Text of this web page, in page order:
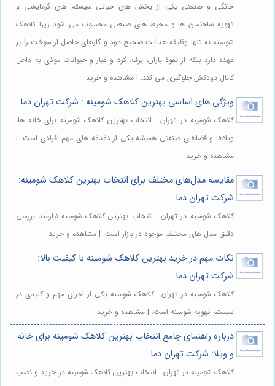
خانگی و صنعتی یکی از بخش های حیاتی سیستم های گرمایشی و
تهویه ساختمان ها و محیط های صنعتی محسوب می شود زیرا کلاهک
شومینه نه تنها وظیفه هدایت صحیح دود و گازهای حاصل از سوخت را بر
عهده دارد بلکه از نفوذ باران، برف، گرد و غبار و حیوانات موذی به داخل
کانال دودکش جلوگیری می کند. | مشاهده و خرید
ویژگی‌ های اساسی بهترین کلاهک شومینه : شرکت تهران دما
کلاهک شومینه در تهران - انتخاب بهترین کلاهک شومینه برای خانه ها،
ویلاها و فضاهای صنعتی همیشه یکی از دغدغه های مهم افرادی است. |
مشاهده و خرید
مقایسه مدل‌های مختلف برای انتخاب بهترین کلاهک شومینه:
شرکت تهران دما
کلاهک شومینه در تهران - انتخاب بهترین کلاهک شومینه نیازمند بررسی
دقیق مدل های مختلف موجود در بازار است. | مشاهده و خرید
نکات مهم در خرید بهترین کلاهک شومینه با کیفیت بالا:
شرکت تهران دما
کلاهک شومینه در تهران - کلاهک شومینه یکی از اجزای مهم و کلیدی در
سیستم تهویه شومینه است. | مشاهده و خرید
درباره راهنمای جامع انتخاب بهترین کلاهک شومینه برای خانه
و ویلا: شرکت تهران دما
کلاهک شومینه در تهران - انتخاب بهترین کلاهک شومینه در خرید و نصب